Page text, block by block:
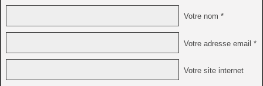
Votre nom *
Votre adresse email *
Votre site internet